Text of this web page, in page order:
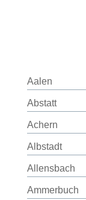
Aalen
Abstatt
Achern
Albstadt
Allensbach
Ammerbuch